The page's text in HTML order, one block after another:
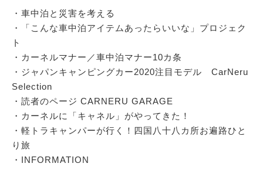
・車中泊と災害を考える
・「こんな車中泊アイテムあったらいいな」プロジェク
ト
・カーネルマナー／車中泊マナー10カ条
・ジャパンキャンピングカー2020注目モデル CarNeru
Selection
・読者のページ CARNERU GARAGE
・カーネルに「キャネル」がやってきた！
・軽トラキャンパーが行く！四国八十八カ所お遍路ひと
り旅
・INFORMATION